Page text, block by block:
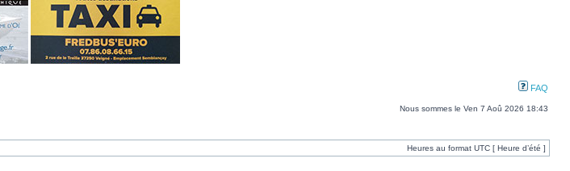
FAQ
Nous sommes le Ven 7 Aoû 2026 18:43
Heures au format UTC [ Heure d’été ]